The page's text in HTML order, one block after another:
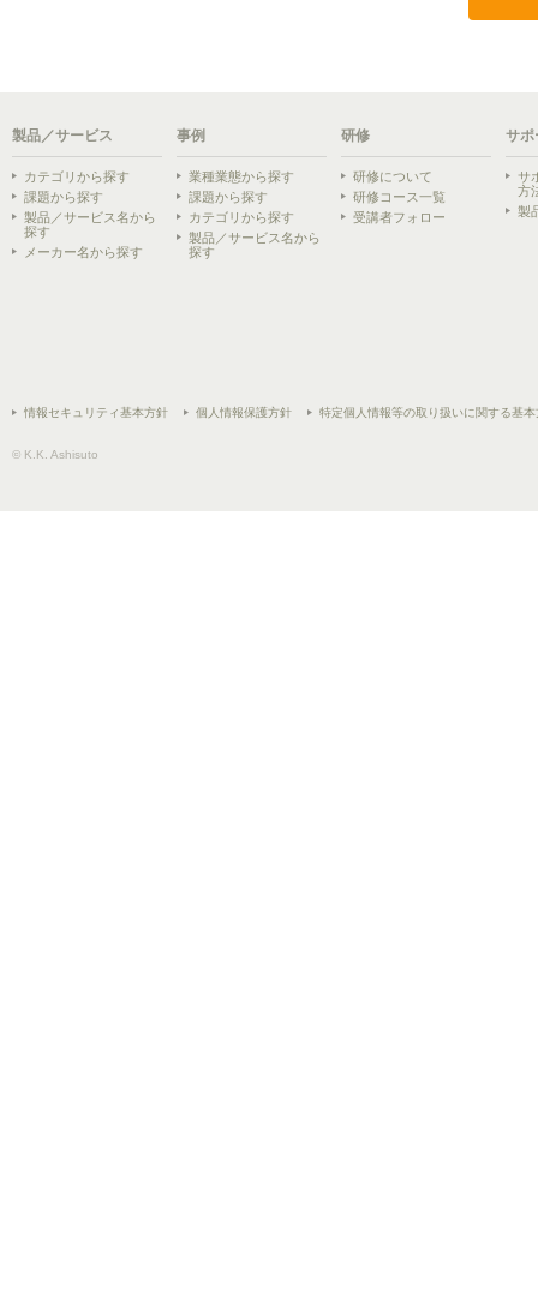
製品／サービス
カテゴリから探す
課題から探す
製品／サービス名から
探す
メーカー名から探す
事例
業種業態から探す
課題から探す
カテゴリから探す
製品／サービス名から
探す
研修
研修について
研修コース一覧
受講者フォロー
サポ
サ
方
製
情報セキュリティ基本方針 個人情報保護方針 特定個人情報等の取り扱いに関する基本
© K.K. Ashisuto